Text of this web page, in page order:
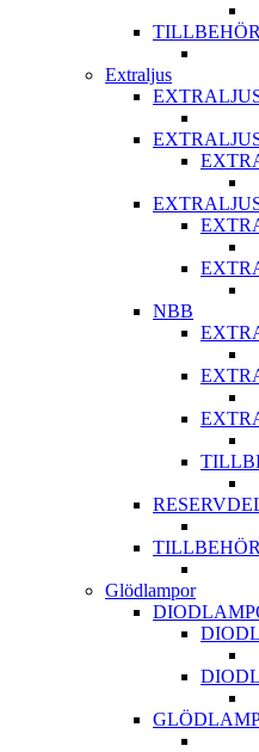
Extraljus
NBB
Glödlampor